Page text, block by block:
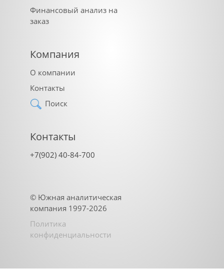
Финансовый анализ на
заказ
Компания
О компании
Контакты
Поиск
Контакты
+7(902) 40-84-700
© Южная аналитическая
компания 1997-2026
Политика
конфиденциальности